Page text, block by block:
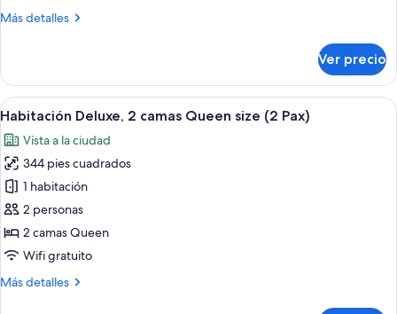
Más detalles
Más
presidencial
(Presidential)
Ver precio
Abrir
todas
las
fotos
de
Habitación
Deluxe,
2
Queen
Una habitación de hotel con dos
5
Habitación Deluxe, 2 camas Queen size (2 Pax)
Vista a la ciudad
344 pies cuadrados
1 habitación
2 personas
2 camas Queen
Wifi gratuito
Más detalles
Más